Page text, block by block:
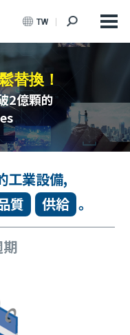
TW
替換！
2億顆的
工業設備,
質 供給 。